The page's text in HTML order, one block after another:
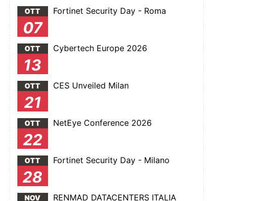
OTT
07
Fortinet Security Day - Roma
OTT
13
Cybertech Europe 2026
OTT
21
CES Unveiled Milan
OTT
22
NetEye Conference 2026
OTT
28
Fortinet Security Day - Milano
NOV
RENMAD DATACENTERS ITALIA